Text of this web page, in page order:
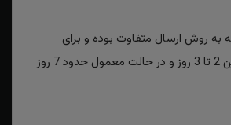
به روش ارسال متفاوت بوده و برای
روش‌های سریع بین 2 تا 3 روز و در حالت معمول حدود 7 روز